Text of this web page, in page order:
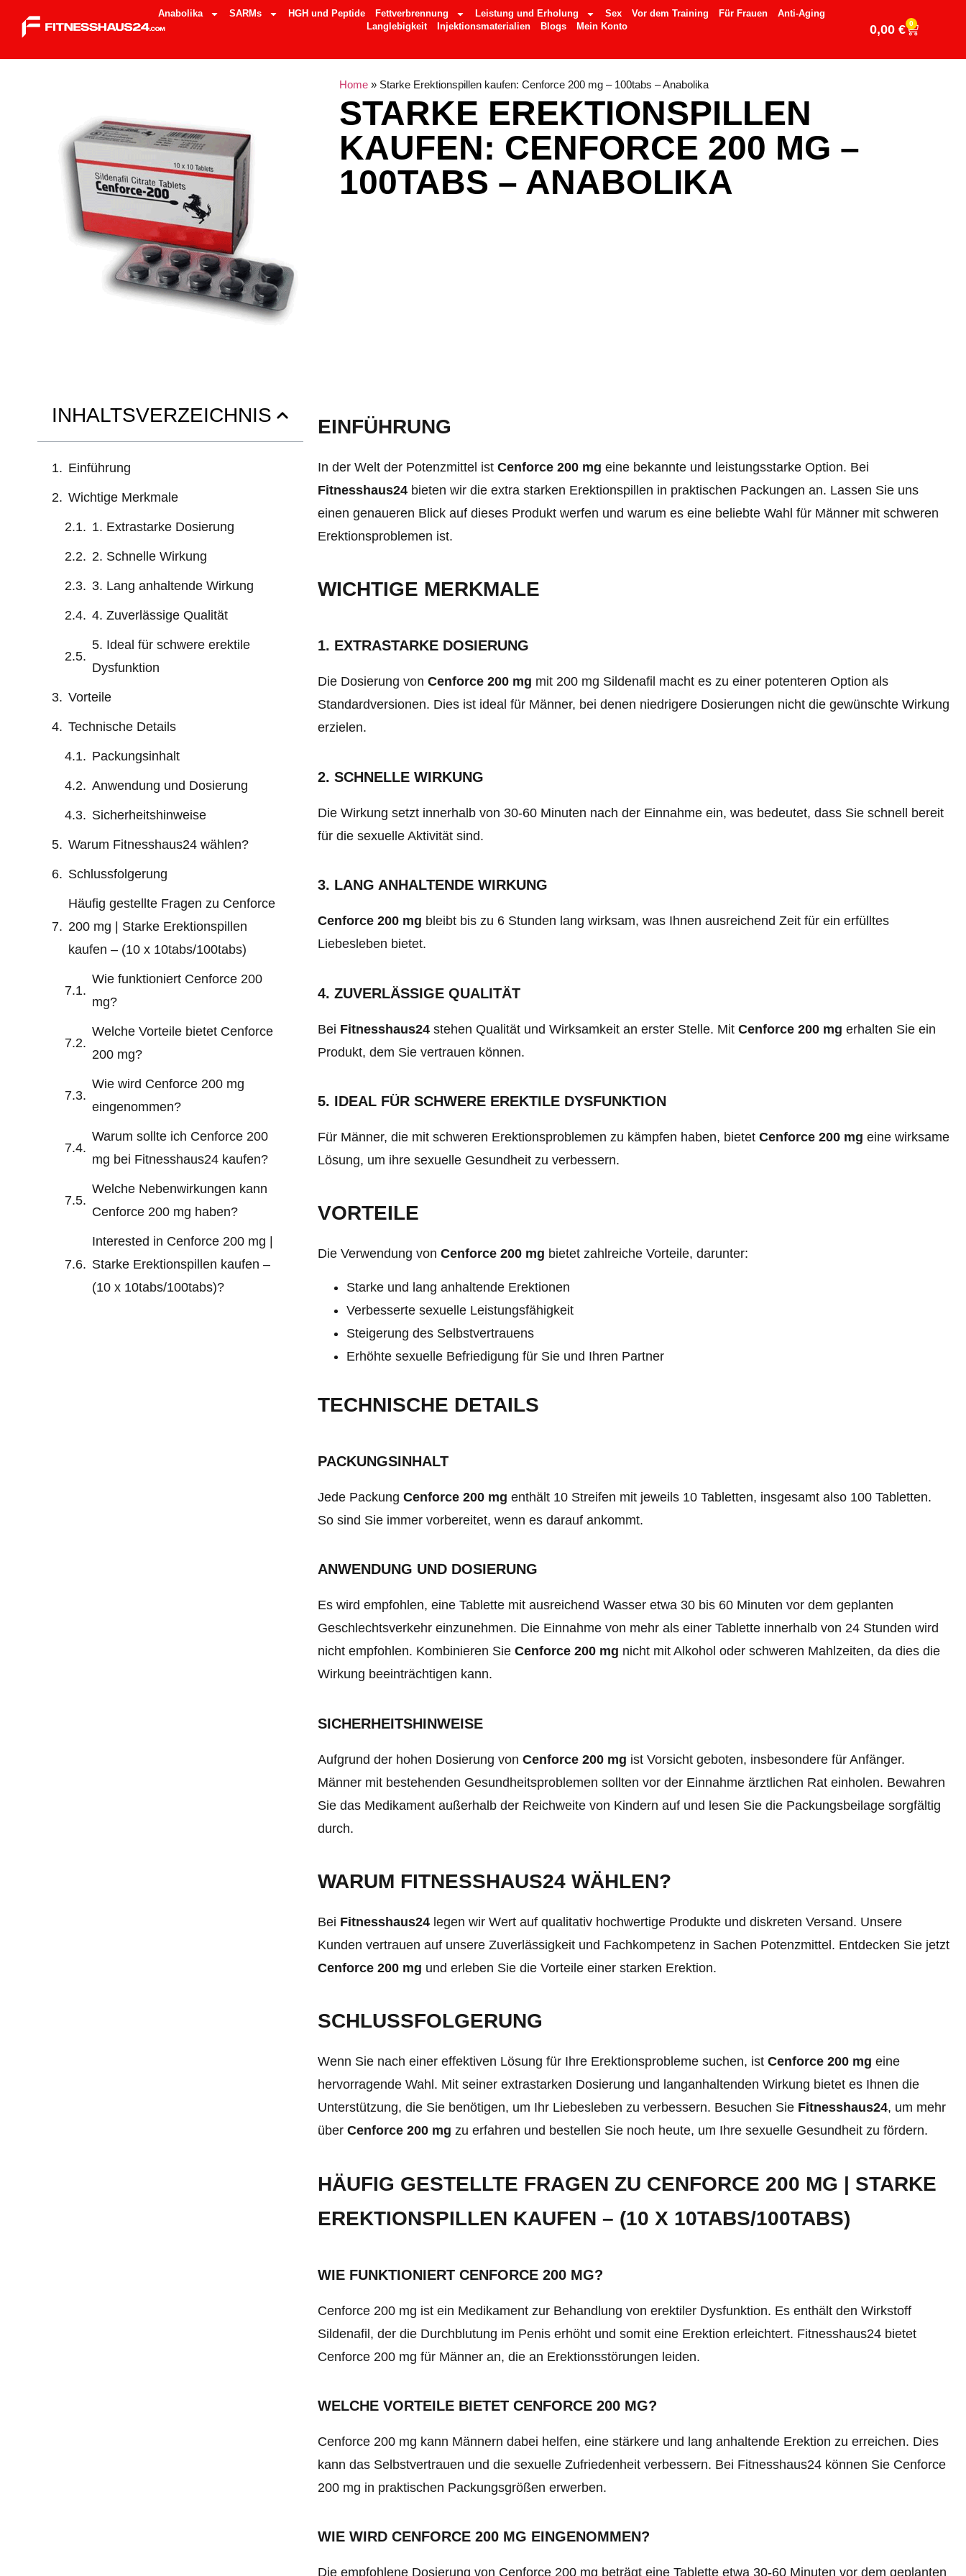
Anabolika SARMs HGH und Peptide Fettverbrennung Leistung und Erholung Sex Vor dem Training Für Frauen
Anti-Aging
Langlebigkeit
Injektionsmaterialien Blogs Mein Konto 0,00 € 0
Home» Starke Erektionspillen kaufen: Cenforce 200 mg – 100tabs – Anabolika
STARKE EREKTIONSPILLEN
KAUFEN: CENFORCE 200 MG –
100TABS – ANABOLIKA
INHALTSVERZEICHNIS
Einführung
Wichtige Merkmale
1. Extrastarke Dosierung
2. Schnelle Wirkung
3. Lang anhaltende Wirkung
4. Zuverlässige Qualität
5. Ideal für schwere erektile
Dysfunktion
Vorteile
Technische Details
Packungsinhalt
Anwendung und Dosierung
Sicherheitshinweise
Warum Fitnesshaus24 wählen?
Schlussfolgerung
Häufig gestellte Fragen zu Cenforce
200 mg | Starke Erektionspillen
kaufen – (10 x 10tabs/100tabs)
Wie funktioniert Cenforce 200
mg?
Welche Vorteile bietet Cenforce
200 mg?
Wie wird Cenforce 200 mg
eingenommen?
Warum sollte ich Cenforce 200
mg bei Fitnesshaus24 kaufen?
Welche Nebenwirkungen kann
Cenforce 200 mg haben?
Interested in Cenforce 200 mg |
Starke Erektionspillen kaufen –
(10 x 10tabs/100tabs)?
EINFÜHRUNG
In der Welt der Potenzmittel istCenforce 200 mg eine bekannte und leistungsstarke Option. Bei
Fitnesshaus24 bieten wir die extra starken Erektionspillen in praktischen Packungen an. Lassen Sie uns
einen genaueren Blick auf dieses Produkt werfen und warum es eine beliebte Wahl für Männer mit schweren
Erektionsproblemen ist.
WICHTIGE MERKMALE
1. EXTRASTARKE DOSIERUNG
Die Dosierung vonCenforce 200 mg mit 200 mg Sildenafil macht es zu einer potenteren Option als
Standardversionen. Dies ist ideal für Männer, bei denen niedrigere Dosierungen nicht die gewünschte Wirkung
erzielen.
2. SCHNELLE WIRKUNG
Die Wirkung setzt innerhalb von 30-60 Minuten nach der Einnahme ein, was bedeutet, dass Sie schnell bereit
für die sexuelle Aktivität sind.
3. LANG ANHALTENDE WIRKUNG
Cenforce 200 mg bleibt bis zu 6 Stunden lang wirksam, was Ihnen ausreichend Zeit für ein erfülltes
Liebesleben bietet.
4. ZUVERLÄSSIGE QUALITÄT
Bei Fitnesshaus24 stehen Qualität und Wirksamkeit an erster Stelle. MitCenforce 200 mg erhalten Sie ein
Produkt, dem Sie vertrauen können.
5. IDEAL FÜR SCHWERE EREKTILE DYSFUNKTION
Für Männer, die mit schweren Erektionsproblemen zu kämpfen haben, bietetCenforce 200 mg eine wirksame
Lösung, um ihre sexuelle Gesundheit zu verbessern.
VORTEILE
Die Verwendung vonCenforce 200 mg bietet zahlreiche Vorteile, darunter:
Starke und lang anhaltende Erektionen
Verbesserte sexuelle Leistungsfähigkeit
Steigerung des Selbstvertrauens
Erhöhte sexuelle Befriedigung für Sie und Ihren Partner
TECHNISCHE DETAILS
PACKUNGSINHALT
Jede PackungCenforce 200 mg enthält 10 Streifen mit jeweils 10 Tabletten, insgesamt also 100 Tabletten.
So sind Sie immer vorbereitet, wenn es darauf ankommt.
ANWENDUNG UND DOSIERUNG
Es wird empfohlen, eine Tablette mit ausreichend Wasser etwa 30 bis 60 Minuten vor dem geplanten
Geschlechtsverkehr einzunehmen. Die Einnahme von mehr als einer Tablette innerhalb von 24 Stunden wird
nicht empfohlen. Kombinieren SieCenforce 200 mg nicht mit Alkohol oder schweren Mahlzeiten, da dies die
Wirkung beeinträchtigen kann.
SICHERHEITSHINWEISE
Aufgrund der hohen Dosierung vonCenforce 200 mg ist Vorsicht geboten, insbesondere für Anfänger.
Männer mit bestehenden Gesundheitsproblemen sollten vor der Einnahme ärztlichen Rat einholen. Bewahren
Sie das Medikament außerhalb der Reichweite von Kindern auf und lesen Sie die Packungsbeilage sorgfältig
durch.
WARUM FITNESSHAUS24 WÄHLEN?
Bei Fitnesshaus24 legen wir Wert auf qualitativ hochwertige Produkte und diskreten Versand. Unsere
Kunden vertrauen auf unsere Zuverlässigkeit und Fachkompetenz in Sachen Potenzmittel. Entdecken Sie jetzt
Cenforce 200 mg und erleben Sie die Vorteile einer starken Erektion.
SCHLUSSFOLGERUNG
Wenn Sie nach einer effektiven Lösung für Ihre Erektionsprobleme suchen, istCenforce 200 mg eine
hervorragende Wahl. Mit seiner extrastarken Dosierung und langanhaltenden Wirkung bietet es Ihnen die
Unterstützung, die Sie benötigen, um Ihr Liebesleben zu verbessern. Besuchen Sie Fitnesshaus24, um mehr
überCenforce 200 mg zu erfahren und bestellen Sie noch heute, um Ihre sexuelle Gesundheit zu fördern.
HÄUFIG GESTELLTE FRAGEN ZU CENFORCE 200 MG | STARKE
EREKTIONSPILLEN KAUFEN – (10 X 10TABS/100TABS)
WIE FUNKTIONIERT CENFORCE 200 MG?
Cenforce 200 mg ist ein Medikament zur Behandlung von erektiler Dysfunktion. Es enthält den Wirkstoff
Sildenafil, der die Durchblutung im Penis erhöht und somit eine Erektion erleichtert. Fitnesshaus24 bietet
Cenforce 200 mg für Männer an, die an Erektionsstörungen leiden.
WELCHE VORTEILE BIETET CENFORCE 200 MG?
Cenforce 200 mg kann Männern dabei helfen, eine stärkere und lang anhaltende Erektion zu erreichen. Dies
kann das Selbstvertrauen und die sexuelle Zufriedenheit verbessern. Bei Fitnesshaus24 können Sie Cenforce
200 mg in praktischen Packungsgrößen erwerben.
WIE WIRD CENFORCE 200 MG EINGENOMMEN?
Die empfohlene Dosierung von Cenforce 200 mg beträgt eine Tablette etwa 30-60 Minuten vor dem geplanten